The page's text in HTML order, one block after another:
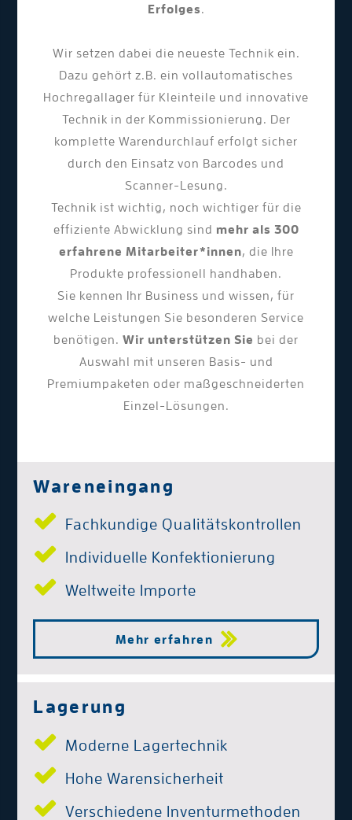
Erfolges.
Wir setzen dabei die neueste Technik ein.
Dazu gehört z.B. ein vollautomatisches
Hochregallager für Kleinteile und innovative
Technik in der Kommissionierung. Der
komplette Warendurchlauf erfolgt sicher
durch den Einsatz von Barcodes und
Scanner-Lesung.
Technik ist wichtig, noch wichtiger für die
effiziente Abwicklung sind mehr als 300
erfahrene Mitarbeiter*innen, die Ihre
Produkte professionell handhaben.
Sie kennen Ihr Business und wissen, für
welche Leistungen Sie besonderen Service
benötigen. Wir unterstützen Sie bei der
Auswahl mit unseren Basis- und
Premiumpaketen oder maßgeschneiderten
Einzel-Lösungen.
Wareneingang
Fachkundige Qualitätskontrollen
Individuelle Konfektionierung
Weltweite Importe
Mehr erfahren
Lagerung
Moderne Lagertechnik
Hohe Warensicherheit
Verschiedene Inventurmethoden